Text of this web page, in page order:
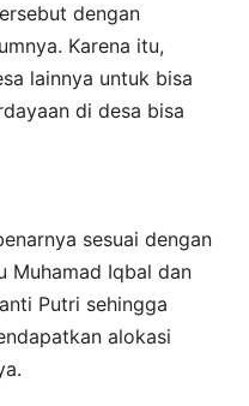
dengan
Karena itu,
lainnya untuk bisa
di desa bisa
sesuai dengan
Muhamad Iqbal dan
Putri sehingga
alokasi